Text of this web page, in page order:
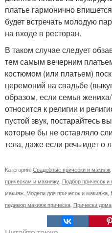
платье гармонично
будет встречать молодую
на входе в ресторан.
В таком случае следует
тем самым вечерним
костюмом (или платьем)
церемоний на свадьбе
образом, если семья
относится к религии и
пустой звук, постарайтесь
которые бы не оставляло
тела, даже если речь идет о
Категории: Свадебные прически и макияж
прическам и макияжу Подбор причесок
макияж Модели для причесок и макияжа
педикюр макияж прическа Прически дома